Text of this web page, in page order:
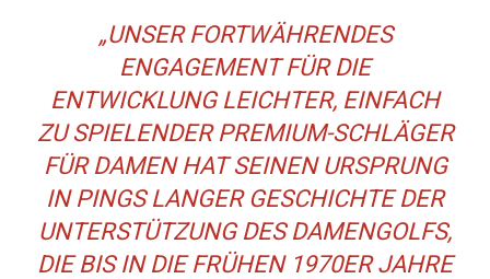
„UNSER FORTWÄHRENDES
ENGAGEMENT FÜR DIE
ENTWICKLUNG LEICHTER, EINFACH
ZU SPIELENDER PREMIUM-SCHLÄGER
FÜR DAMEN HAT SEINEN URSPRUNG
IN PINGS LANGER GESCHICHTE DER
UNTERSTÜTZUNG DES DAMENGOLFS,
DIE BIS IN DIE FRÜHEN 1970ER JAHRE